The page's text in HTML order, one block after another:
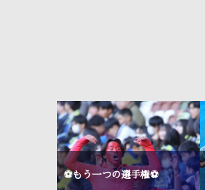
⚽もう一つの選手権⚽